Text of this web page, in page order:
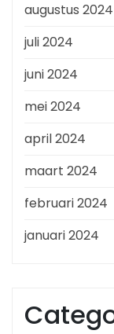
augustus 2024
juli 2024
juni 2024
mei 2024
april 2024
maart 2024
februari 2024
januari 2024